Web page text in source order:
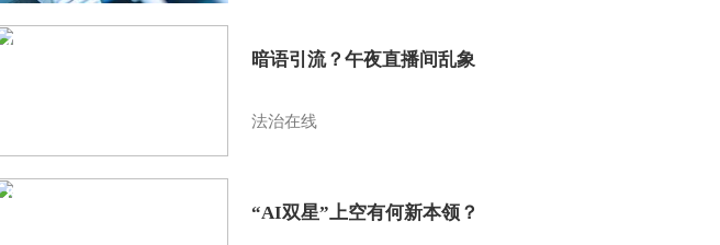
暗语引流？午夜直播间乱象
法治在线
7
“AI双星”上空有何新本领？
8